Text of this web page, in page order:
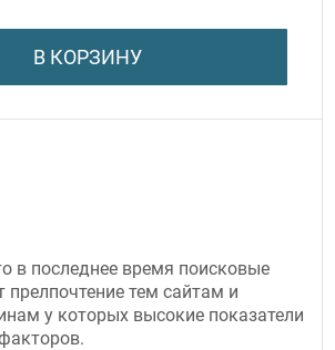
В КОРЗИНУ
в последнее время поисковые
тем сайтам и
у которых высокие показатели